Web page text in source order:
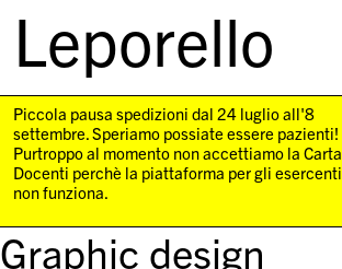
Leporello
navigation
Piccola pausa spedizioni dal 24 luglio all'8
settembre. Speriamo possiate essere pazienti!
Purtroppo al momento non accettiamo la Carta
Docenti perchè la piattaforma per gli esercenti
non funziona.
Graphic design